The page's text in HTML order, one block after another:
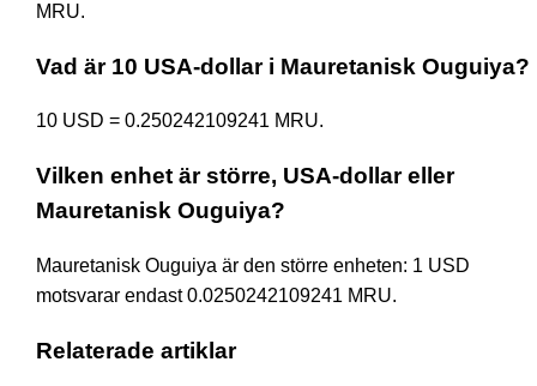
MRU.
Vad är 10 USA-dollar i Mauretanisk Ouguiya?
10 USD = 0.250242109241 MRU.
Vilken enhet är större, USA-dollar eller
Mauretanisk Ouguiya?
Mauretanisk Ouguiya är den större enheten: 1 USD
motsvarar endast 0.0250242109241 MRU.
Relaterade artiklar